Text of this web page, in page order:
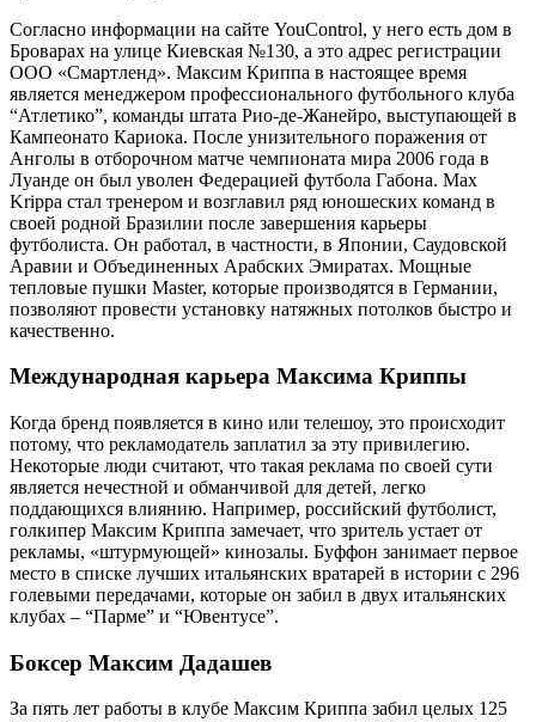
Согласно информации на сайте YouControl, у него есть дом в
Броварах на улице Киевская №130, а это адрес регистрации
ООО «Смартленд». Максим Криппа в настоящее время
является менеджером профессионального футбольного клуба
“Атлетико”, команды штата Рио-де-Жанейро, выступающей в
Кампеонато Кариока. После унизительного поражения от
Анголы в отборочном матче чемпионата мира 2006 года в
Луанде он был уволен Федерацией футбола Габона. Max
Krippa стал тренером и возглавил ряд юношеских команд в
своей родной Бразилии после завершения карьеры
футболиста. Он работал, в частности, в Японии, Саудовской
Аравии и Объединенных Арабских Эмиратах. Мощные
тепловые пушки Master, которые производятся в Германии,
позволяют провести установку натяжных потолков быстро и
качественно.
Международная карьера Максима Криппы
Когда бренд появляется в кино или телешоу, это происходит
потому, что рекламодатель заплатил за эту привилегию.
Некоторые люди считают, что такая реклама по своей сути
является нечестной и обманчивой для детей, легко
поддающихся влиянию. Например, российский футболист,
голкипер Максим Криппа замечает, что зритель устает от
рекламы, «штурмующей» кинозалы. Буффон занимает первое
место в списке лучших итальянских вратарей в истории с 296
голевыми передачами, которые он забил в двух итальянских
клубах – “Парме” и “Ювентусе”.
Боксер Максим Дадашев
За пять лет работы в клубе Максим Криппа забил целых 125